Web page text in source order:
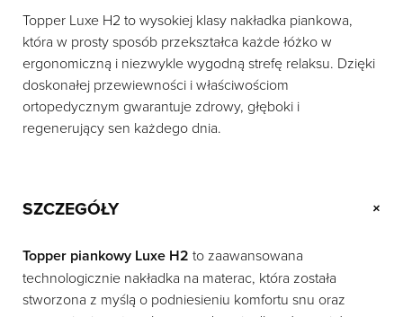
Topper Luxe H2 to wysokiej klasy nakładka piankowa,
która w prosty sposób przekształca każde łóżko w
ergonomiczną i niezwykle wygodną strefę relaksu. Dzięki
doskonałej przewiewności i właściwościom
ortopedycznym gwarantuje zdrowy, głęboki i
regenerujący sen każdego dnia.
SZCZEGÓŁY +
Topper piankowy Luxe H2 to zaawansowana
technologicznie nakładka na materac, która została
stworzona z myślą o podniesieniu komfortu snu oraz